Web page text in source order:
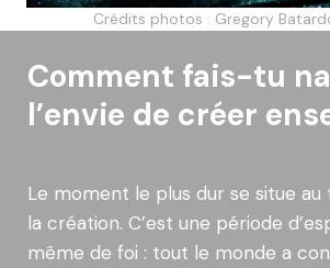
Crédits photos : Gregory
Comment fais-tu
l’envie de créer
Le moment le plus dur se situe
la création. C’est une période
même de foi : tout le monde a